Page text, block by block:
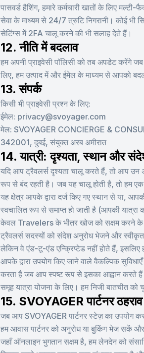
पासवर्ड हैशिंग, हमारे कर्मचारी खातों के लिए
सेवा के माध्यम से 24/7 त्रुटि निगरानी। कोई भी
सेटिंग्स में 2FA चालू करने की भी सलाह देते हैं।
12. नीति में बदलाव
हम अपनी प्राइवेसी पॉलिसी को तब अपडेट करेंगे
लिए, हम उत्पाद में और ईमेल के माध्यम से आपको
13. संपर्क
किसी भी प्राइवेसी प्रश्न के लिए:
ईमेल: privacy@svoyager.com
मेल: SVOYAGER CONCIERGE &
342001, दुबई, संयुक्त अरब अमीरात
14. यात्री: दृश्यता, स्थान और
यदि आप ट्रैवलर्स दृश्यता चालू करते हैं, तो आप उन
रूप से बंद रहती है। जब यह चालू होती है, तो हम
यह क्षेत्र आपके द्वारा दर्ज किए गए स्थान से या,
स्वचालित रूप से समाप्त हो जाती है (आपकी
केवल Travelers के भीतर खोज को सक्षम करने के
ट्रैवलर्स सदस्यों को संदेश अनुरोध भेजने और स्वीकृत
लेकिन वे एंड-टू-एंड एन्क्रिप्टेड नहीं होते हैं, इसलिए
आपके द्वारा उपयोग किए जाने वाले वैकल्पिक
करता है जब आप स्पष्ट रूप से इसका आह्वान करते
समूह यात्रा योजना के लिए। हम निजी बातचीत
15. SVOYAGER पार्टनर
जब आप SVOYAGER पार्टनर स्टेज़ का उपयोग
हम आवास पार्टनर को अनुरोध या बुकिंग भेज सकें
जहाँ ऑनलाइन भुगतान सक्षम है, हम लेनदेन को